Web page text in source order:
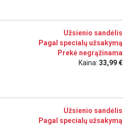
Užsienio sandėlis
Pagal specialų užsakymą
Prekė negrąžinama
Kaina: 33,99 €
Užsienio sandėlis
Pagal specialų užsakymą